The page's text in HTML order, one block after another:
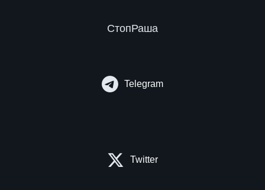
СтопРаша
Telegram
Twitter